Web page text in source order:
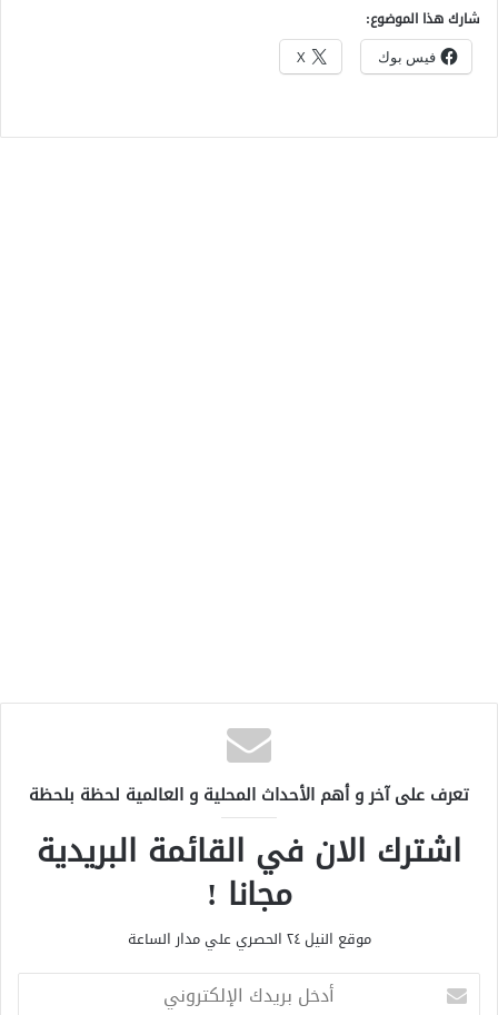
شارك هذا الموضوع:
فيس بوك X
تعرف على آخر و أهم الأحداث المحلية و العالمية لحظة بلحظة
اشترك الان في القائمة البريدية
مجانا !
موقع النيل ٢٤ الحصري علي مدار الساعة